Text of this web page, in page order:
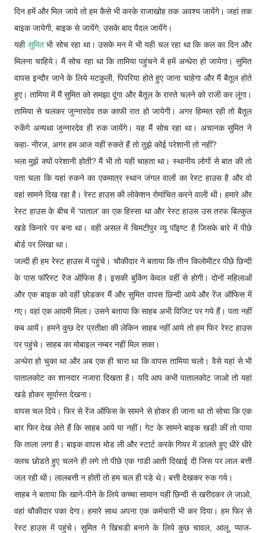
दिन हमें और मिल जाये तो हम कैसे भी करके राजाखोह तक अवश्य जायेंगे। जहां तक
बाइक जायेगी, बाइक से जायेंगे; उसके बाद पैदल जायेंगे।
यही सुमितभी सोच रहा था। उसके मन में भी यही चल रहा था कि कल का दिन और
मिलना चाहिये। मैं सोच रहा था कि तामिया पहुंचने में हमें अन्धेरा हो जायेगा। सुमित
वापस इन्दौर जाने के लिये मटकुली, पिपरिया होते हुए जाना चाहेगा और मैं बैतूल होते
हुए। तामिया में मैं सुमित को समझा दूंगा और बैतूल के रास्ते चलने को राजी कर लूंगा।
तामिया से चलकर जुन्नारदेव तक काफी रात हो जायेगी। अगर हिम्मत रही तो बैतूल
रुकेंगे अन्यथा जुन्नारदेव ही रुक जायेंगे। यह मैं सोच रहा था। अचानक सुमित ने
कहा- नीरज, अगर हम आज यहीं रुकते हैं तो तुझे कोई परेशानी तो नहीं?
भला मुझे क्यों परेशानी होती? मैं भी तो यही चाहता था। स्थानीय लोगों से बात की तो
पता चला कि यहां रुकने का एकमात्र स्थान जंगल वालों का रेस्ट हाउस है और वो
वहां सामने दिख रहा है। रेस्ट हाउस की लोकेशन रोमांचित करने वाली थी। हमारे और
रेस्ट हाउस के बीच में ‘पाताल’ का एक हिस्सा था और रेस्ट हाउस उस तरफ बिल्कुल
खडे किनारे पर बना था। वही असल में चिमटीपुर व्यू पॉइण्ट है जिसके बारे में पीछे
बोर्ड पर लिखा था।
जल्दी ही हम रेस्ट हाउस में पहुंचे। चौकीदार ने बताया कि तीन किलोमीटर पीछे छिन्दी
के पास फॉरेस्ट रेंज ऑफिस है। इसकी बुकिंग केवल वहीं से होगी। दोनों महिलाओं
और एक बाइक को वहीं छोडकर मैं और सुमित वापस छिन्दी आये और रेंज ऑफिस में
गए। वहां एक आदमी मिला। उसने बताया कि साहब अभी विजिट पर गये हैं। पता नहीं
कब आयें। हमने कुछ देर प्रतीक्षा की लेकिन साहब नहीं आये तो हम फिर रेस्ट हाउस
पर पहुंचे। साहब का मोबाइल नम्बर नहीं मिल सका।
अन्धेरा हो चुका था और अब एक ही चारा था कि वापस तामिया चलो। वैसे यहां से भी
पातालकोट का शानदार नजारा दिखता है। यदि आप कभी पातालकोट जाओ तो यहां
खडे होकर सूर्यास्त देखना।
वापस चल दिये। फिर से रेंज ऑफिस के सामने से होकर ही जाना था तो सोचा कि एक
बार फिर देख लेते हैं कि साहब आये या नहीं। गेट के सामने बाइक खडी कीं तो पाया
कि ताला लगा है। बाइक वापस मोड ली और स्टार्ट करके गियर में डालते हुए धीरे धीरे
क्लच छोडते हुए चलने ही लगे तो पीछे एक गाडी आती दिखाई दी जिस पर लाल बत्ती
जल रही थी। लालबत्ती न होती तो हम चल ही पडे थे। बत्ती देखकर रुक गये।
साहब ने बताया कि खाने-पीने के लिये कच्चा सामान यहीं छिन्दी से खरीदकर ले जाओ,
वहां चौकीदार पका देगा। हमारे साथ अपना एक कर्मचारी भी कर दिया। हम फिर से
रेस्ट हाउस में पहुंचे। सुमित ने खिचडी बनाने के लिये कुछ चावल, आलू, प्याज-